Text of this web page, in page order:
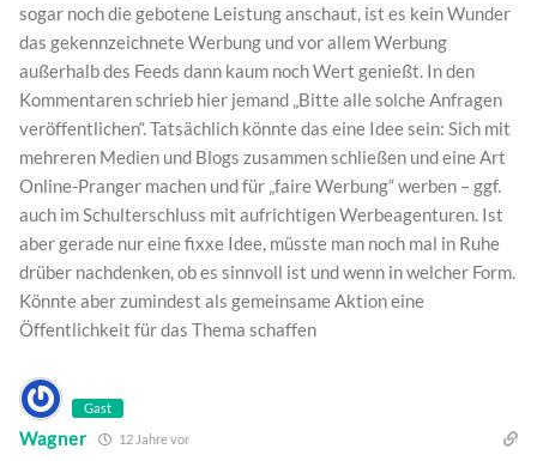
sogar noch die gebotene Leistung anschaut, ist es kein Wunder
das gekennzeichnete Werbung und vor allem Werbung
außerhalb des Feeds dann kaum noch Wert genießt. In den
Kommentaren schrieb hier jemand „Bitte alle solche Anfragen
veröffentlichen“. Tatsächlich könnte das eine Idee sein: Sich mit
mehreren Medien und Blogs zusammen schließen und eine Art
Online-Pranger machen und für „faire Werbung“ werben – ggf.
auch im Schulterschluss mit aufrichtigen Werbeagenturen. Ist
aber gerade nur eine fixxe Idee, müsste man noch mal in Ruhe
drüber nachdenken, ob es sinnvoll ist und wenn in welcher Form.
Könnte aber zumindest als gemeinsame Aktion eine
Öffentlichkeit für das Thema schaffen
Gast
Wagner 12 Jahre vor